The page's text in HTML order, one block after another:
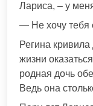
Лариса, – у
— Не хочу тебя
Регина
жизни
родная дочь
Ведь она